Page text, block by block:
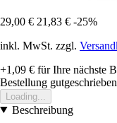
29,00 € 21,83 € -25%
inkl. MwSt. zzgl.
+1,09 € für Ihre nächste
Bestellung gutgeschrieben
Loading...
Beschreibung